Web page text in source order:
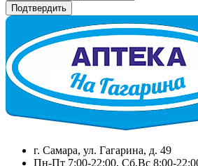
г. Самара, ул. Гагарина, д. 49
Пн-Пт 7:00-22:00, Сб,Вс 8:00-